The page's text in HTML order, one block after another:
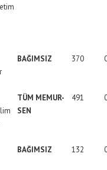
BAĞIMSIZ 370
TÜM MEMUR-
SEN
491
BAĞIMSIZ 132